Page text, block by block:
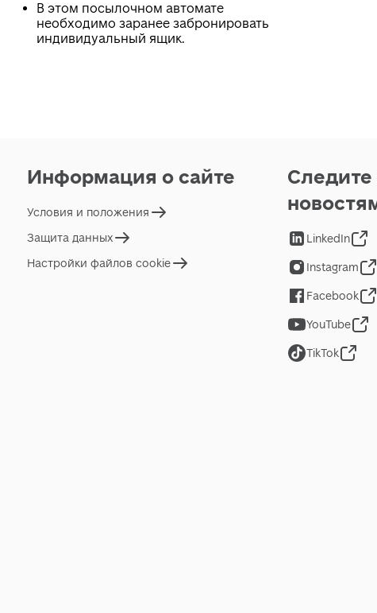
В этом посылочном автомате
необходимо заранее забронировать
индивидуальный ящик.
Информация о сайте
Условия и положения
Защита данных
Настройки файлов cookie
LinkedIn
Instagram
Facebook
YouTube
TikTok